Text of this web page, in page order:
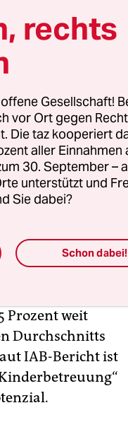
Carsten
die
Deutschland
Trend“, erklären
– nur knapp
Prozent weit
Durchschnitts
IAB-Bericht ist
rechts
Gesellschaft!
vor Ort gegen
Die taz kooperiert
aller Einnahmen
30. September –
unterstützt und
Sie dabei?
Schon dabei!